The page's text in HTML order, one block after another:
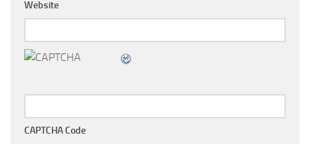
Website
CAPTCHA Code